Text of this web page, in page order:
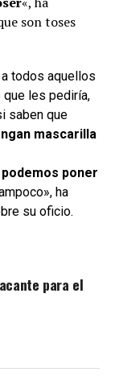
son toses
todos aquellos
que les pediría,
saben que
mascarilla
poner
ha
su oficio.
para el